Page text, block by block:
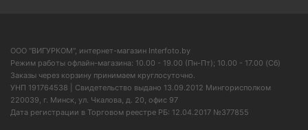
ООО "ВИГУРКОМ", интернет-магазин Interfoto.by
Режим работы офлайн-магазина: 10.00 - 19.00 (Пн-Пт); 10.00 - 17.00 (Сб)
Заказы через корзину принимаем круглосуточно.
УНП 191764538 | Свидетельство выдано 13.09.2012 Мингорисполком
220039, г. Минск, ул. Чкалова, д. 20, офис 97
Дата регистрации в Торговом реестре РБ: 12.04.2017 №377855